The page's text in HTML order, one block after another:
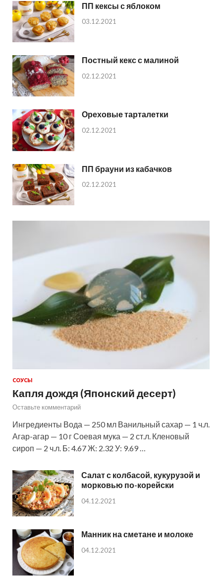
ПП кексы с яблоком
03.12.2021
Постный кекс с малиной
02.12.2021
Ореховые тарталетки
02.12.2021
ПП брауни из кабачков
02.12.2021
СОУСЫ
Капля дождя (Японский десерт)
Оставьте комментарий
Ингредиенты Вода — 250 мл Ванильный сахар — 1 ч.л.
Агар-агар — 10 г Соевая мука — 2 ст.л. Кленовый
сироп — 2 ч.л. Б: 4.67 Ж: 2.32 У: 9.69 …
Салат с колбасой, кукурузой и
морковью по-корейски
04.12.2021
Манник на сметане и молоке
04.12.2021